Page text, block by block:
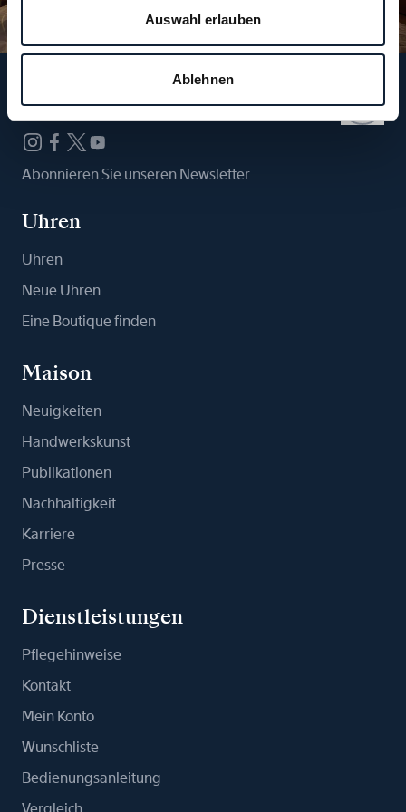
Auswahl erlauben
Ablehnen
Folgen Sie uns
Abonnieren Sie unseren Newsletter
Uhren
Uhren
Neue Uhren
Eine Boutique finden
Maison
Neuigkeiten
Handwerkskunst
Publikationen
Nachhaltigkeit
Karriere
Presse
Dienstleistungen
Pflegehinweise
Kontakt
Mein Konto
Wunschliste
Bedienungsanleitung